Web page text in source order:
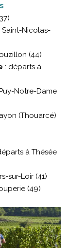
Saint-Nicolas-
(44)
: départs à
Notre-Dame
(Thouarcé)
à Thésée
sur-Loir (41)
(49)